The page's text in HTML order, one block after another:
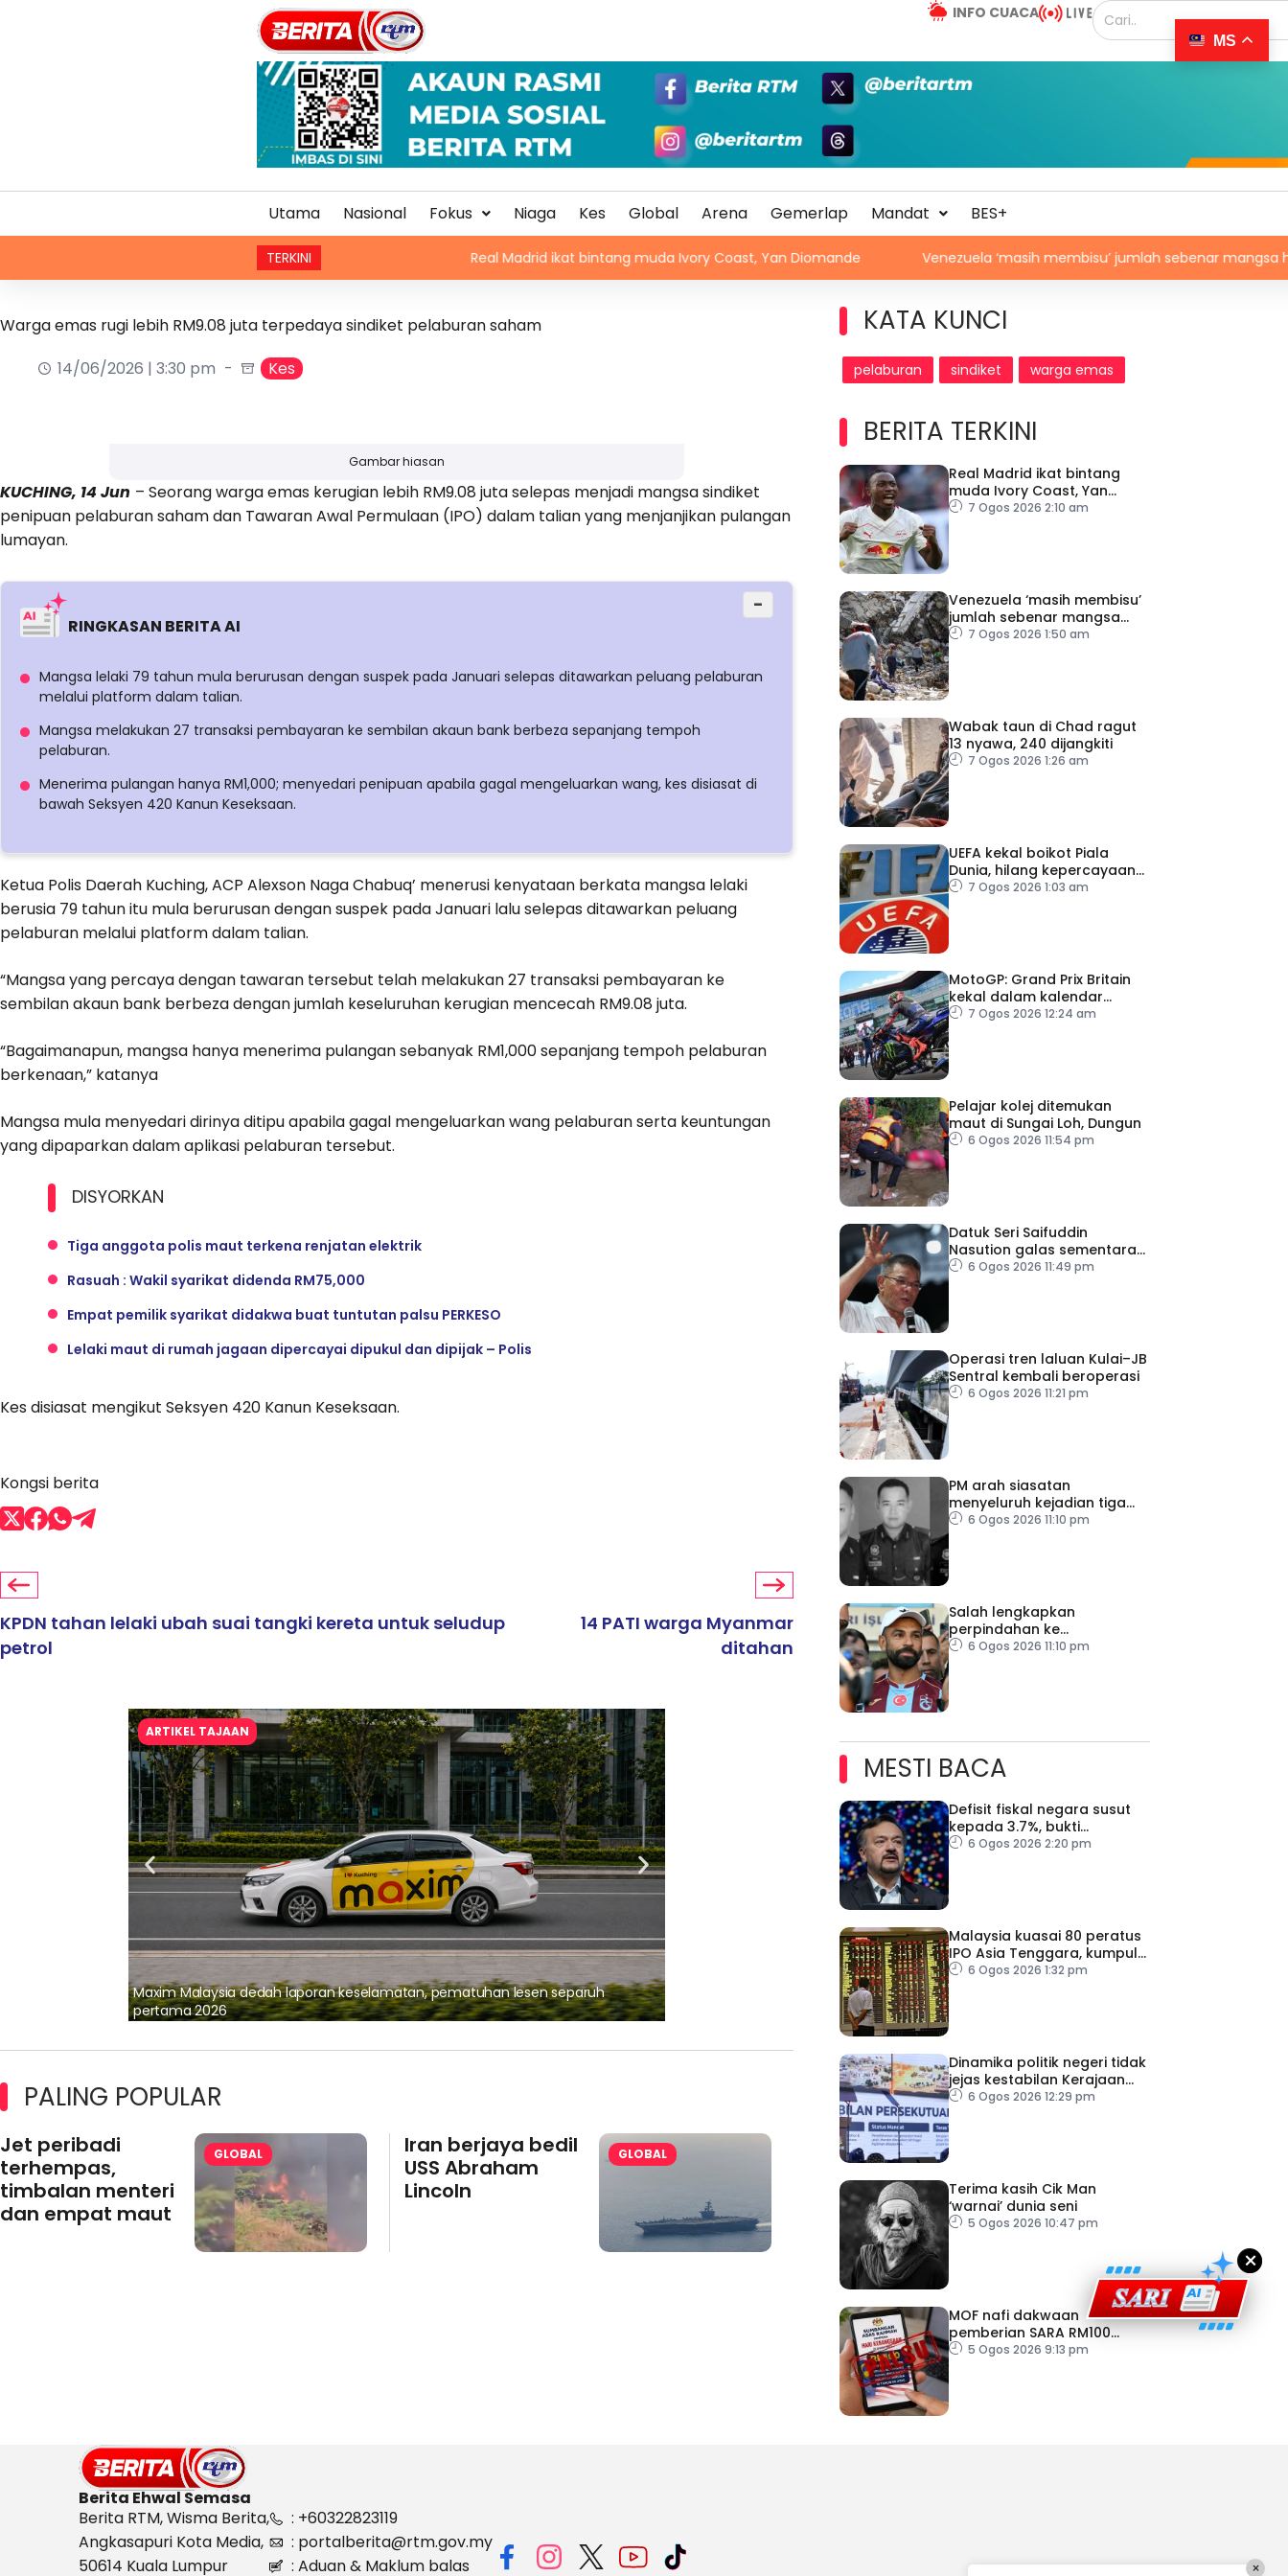
INFO CUACA
Utama Nasional Fokus Niaga Kes Global Arena Gemerlap Mandat BES+
TERKINI Real Madrid ikat bintang muda Ivory Coast, Yan Diomande Venezuela ‘masih membisu’ jumlah sebenar mangsa hilang
Warga emas rugi lebih RM9.08 juta terpedaya sindiket pelaburan saham
14/06/2026 | 3:30 pm
Kes
Gambar hiasan
KUCHING, 14 Jun – Seorang warga emas kerugian lebih RM9.08 juta selepas menjadi mangsa sindiket
penipuan pelaburan saham dan Tawaran Awal Permulaan (IPO) dalam talian yang menjanjikan pulangan
lumayan.
RINGKASAN BERITA AI
−
Mangsa lelaki 79 tahun mula berurusan dengan suspek pada Januari selepas ditawarkan peluang pelaburan
melalui platform dalam talian.
Mangsa melakukan 27 transaksi pembayaran ke sembilan akaun bank berbeza sepanjang tempoh
pelaburan.
Menerima pulangan hanya RM1,000; menyedari penipuan apabila gagal mengeluarkan wang, kes disiasat di
bawah Seksyen 420 Kanun Keseksaan.
Ketua Polis Daerah Kuching, ACP Alexson Naga Chabuq’ menerusi kenyataan berkata mangsa lelaki
berusia 79 tahun itu mula berurusan dengan suspek pada Januari lalu selepas ditawarkan peluang
pelaburan melalui platform dalam talian.
“Mangsa yang percaya dengan tawaran tersebut telah melakukan 27 transaksi pembayaran ke
sembilan akaun bank berbeza dengan jumlah keseluruhan kerugian mencecah RM9.08 juta.
“Bagaimanapun, mangsa hanya menerima pulangan sebanyak RM1,000 sepanjang tempoh pelaburan
berkenaan,” katanya
Mangsa mula menyedari dirinya ditipu apabila gagal mengeluarkan wang pelaburan serta keuntungan
yang dipaparkan dalam aplikasi pelaburan tersebut.
DISYORKAN
Tiga anggota polis maut terkena renjatan elektrik
Rasuah : Wakil syarikat didenda RM75,000
Empat pemilik syarikat didakwa buat tuntutan palsu PERKESO
Lelaki maut di rumah jagaan dipercayai dipukul dan dipijak – Polis
Kes disiasat mengikut Seksyen 420 Kanun Keseksaan.
Kongsi berita
KPDN tahan lelaki ubah suai tangki kereta untuk seludup
petrol
14 PATI warga Myanmar
ditahan
ARTIKEL TAJAAN
Maxim Malaysia dedah laporan keselamatan, pematuhan lesen separuh
pertama 2026
Ajinomoto (Malaysia) Berhad Perkasa SCORE Marathon 2026 Melalui Kerjasama
aminoVITAL® Bersama Pempengaruh Larian Antarabangsa
PALING POPULAR
Jet peribadi
terhempas,
timbalan menteri
dan empat maut
GLOBAL
Iran berjaya bedil
USS Abraham
Lincoln
GLOBAL
KATA KUNCI
pelaburan sindiket warga emas
BERITA TERKINI
Real Madrid ikat bintang
muda Ivory Coast, Yan
Diomande
7 Ogos 2026 2:10 am
Venezuela ‘masih membisu’
jumlah sebenar mangsa
hilang dalam gempa bumi
7 Ogos 2026 1:50 am
Wabak taun di Chad ragut
13 nyawa, 240 dijangkiti
7 Ogos 2026 1:26 am
UEFA kekal boikot Piala
Dunia, hilang kepercayaan
kepada Infantino
7 Ogos 2026 1:03 am
MotoGP: Grand Prix Britain
kekal dalam kalendar
hingga 2028
7 Ogos 2026 12:24 am
Pelajar kolej ditemukan
maut di Sungai Loh, Dungun
6 Ogos 2026 11:54 pm
Datuk Seri Saifuddin
Nasution galas sementara
tugas Timbalan Presiden
6 Ogos 2026 11:49 pm
Operasi tren laluan Kulai–JB
Sentral kembali beroperasi
6 Ogos 2026 11:21 pm
PM arah siasatan
menyeluruh kejadian tiga
anggota polis maut akibat
6 Ogos 2026 11:10 pm
Salah lengkapkan
perpindahan ke
Trabzonspor
6 Ogos 2026 11:10 pm
MESTI BACA
Defisit fiskal negara susut
kepada 3.7%, bukti
keyakinan pelabur masih
6 Ogos 2026 2:20 pm
Malaysia kuasai 80 peratus
IPO Asia Tenggara, kumpul
AS$1.4 bilion separuh
6 Ogos 2026 1:32 pm
Dinamika politik negeri tidak
jejas kestabilan Kerajaan
Perpaduan Persekutuan –
6 Ogos 2026 12:29 pm
Terima kasih Cik Man
‘warnai’ dunia seni
5 Ogos 2026 10:47 pm
MOF nafi dakwaan
pemberian SARA RM100
sempena Hari Kebangsaan
5 Ogos 2026 9:13 pm
×
Berita Ehwal Semasa
Berita RTM, Wisma Berita,
Angkasapuri Kota Media,
50614 Kuala Lumpur
: +60322823119
: portalberita@rtm.gov.my
: Aduan & Maklum balas
MS
×